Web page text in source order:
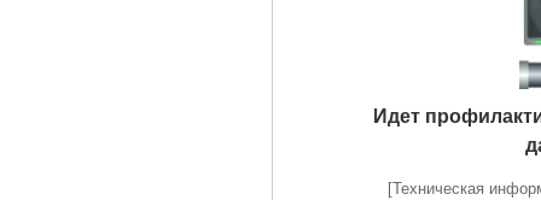
Идет
[Техническая